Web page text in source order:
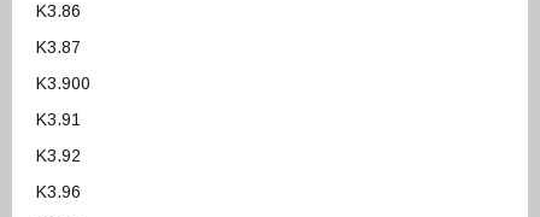
K3.86
K3.87
K3.900
K3.91
K3.92
K3.96